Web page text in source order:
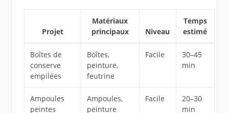
Projet
Matériaux
principaux
Niveau
Temps
estimé
Boîtes de
conserve
empilées
Boîtes,
peinture,
feutrine
Facile
30–45
min
Ampoules
peintes
Ampoules,
peinture
Facile
20–30
min